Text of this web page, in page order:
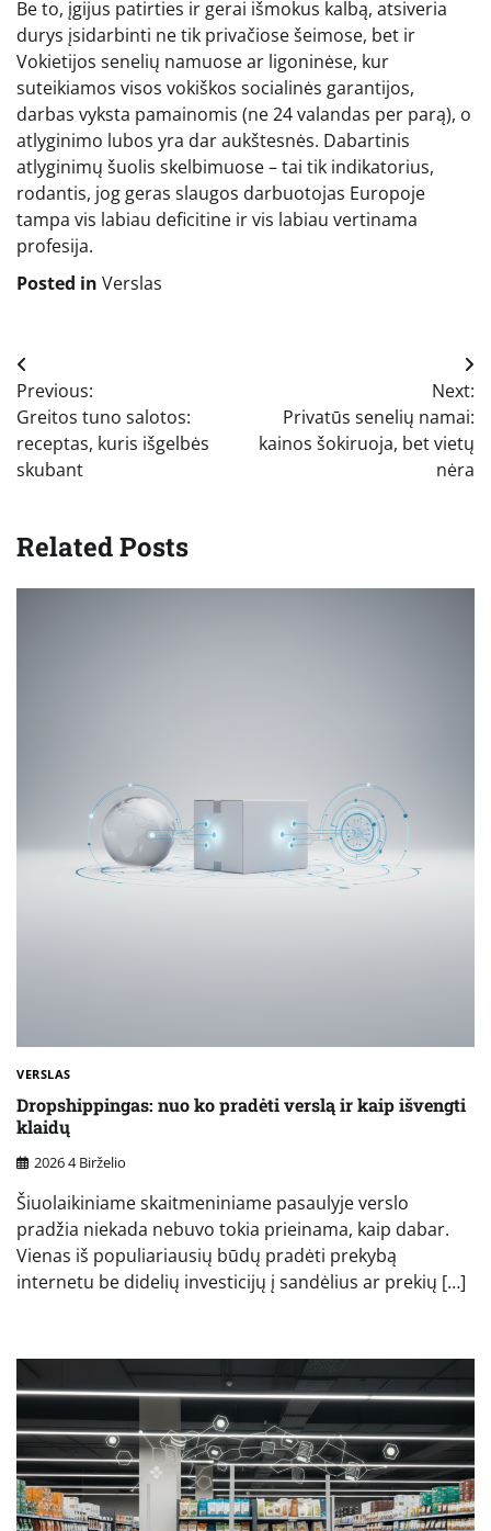
Be to, įgijus patirties ir gerai išmokus kalbą, atsiveria
durys įsidarbinti ne tik privačiose šeimose, bet ir
Vokietijos senelių namuose ar ligoninėse, kur
suteikiamos visos vokiškos socialinės garantijos,
darbas vyksta pamainomis (ne 24 valandas per parą), o
atlyginimo lubos yra dar aukštesnės. Dabartinis
atlyginimų šuolis skelbimuose – tai tik indikatorius,
rodantis, jog geras slaugos darbuotojas Europoje
tampa vis labiau deficitine ir vis labiau vertinama
profesija.
Posted in Verslas
Navigacija
tarp
įrašų
Previous:
Greitos tuno salotos:
receptas, kuris išgelbės
skubant
Next:
Privatūs senelių namai:
kainos šokiruoja, bet vietų
nėra
Related Posts
VERSLAS
Dropshippingas: nuo ko pradėti verslą ir kaip išvengti
klaidų
2026 4 Birželio
Šiuolaikiniame skaitmeniniame pasaulyje verslo
pradžia niekada nebuvo tokia prieinama, kaip dabar.
Vienas iš populiariausių būdų pradėti prekybą
internetu be didelių investicijų į sandėlius ar prekių […]